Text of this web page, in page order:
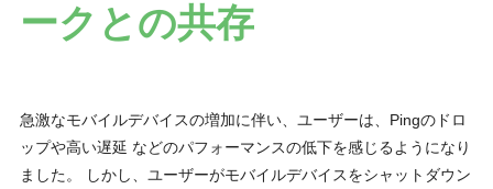
ークとの共存
急激なモバイルデバイスの増加に伴い、ユーザーは、Pingのドロ
ップや高い遅延 などのパフォーマンスの低下を感じるようになり
ました。 しかし、ユーザーがモバイルデバイスをシャットダウン